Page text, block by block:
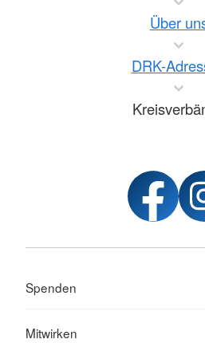
Über
DRK-
Spenden
Mitwirken